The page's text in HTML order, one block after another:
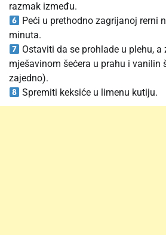
razmak između.
Peći u prethodno zagrijanoj rerni
minuta.
Ostaviti da se prohlade u plehu,
mješavinom šećera u prahu i vanilin
zajedno).
Spremiti keksiće u limenu kutiju.